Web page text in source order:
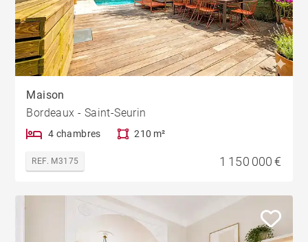
Maison
Bordeaux - Saint-Seurin
4 chambres 210 m²
REF. M3175 1 150 000 €